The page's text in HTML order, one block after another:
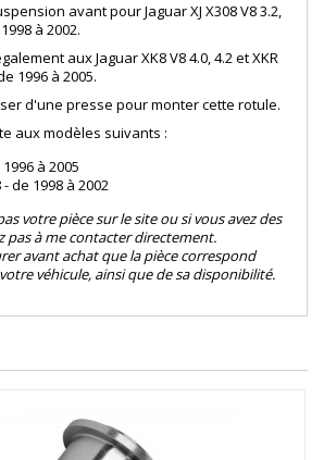
avant pour Jaguar XJ X308 V8 3.2,
à 2002.
aux Jaguar XK8 V8 4.0, 4.2 et XKR
1996 à 2005.
d'une presse pour monter cette rotule.
aux modèles suivants :
à 2005
- de 1998 à 2002
votre pièce sur le site ou si vous avez des
pas à me contacter directement.
avant achat que la pièce correspond
véhicule, ainsi que de sa disponibilité.